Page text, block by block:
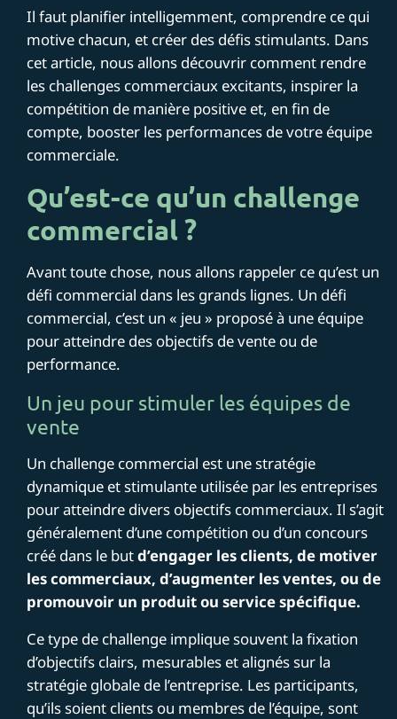
Il faut planifier intelligemment, comprendre ce qui
motive chacun, et créer des défis stimulants. Dans
cet article, nous allons découvrir comment rendre
les challenges commerciaux excitants, inspirer la
compétition de manière positive et, en fin de
compte, booster les performances de votre équipe
commerciale.
Qu’est-ce qu’un challenge
commercial ?
Avant toute chose, nous allons rappeler ce qu’est un
défi commercial dans les grands lignes. Un défi
commercial, c’est un « jeu » proposé à une équipe
pour atteindre des objectifs de vente ou de
performance.
Un jeu pour stimuler les équipes de
vente
Un challenge commercial est une stratégie
dynamique et stimulante utilisée par les entreprises
pour atteindre divers objectifs commerciaux. Il s’agit
généralement d’une compétition ou d’un concours
créé dans le butd’engager les clients, de motiver
les commerciaux, d’augmenter les ventes, ou de
promouvoir un produit ou service spécifique.
Ce type de challenge implique souvent la fixation
d’objectifs clairs, mesurables et alignés sur la
stratégie globale de l’entreprise. Les participants,
qu’ils soient clients ou membres de l’équipe, sont